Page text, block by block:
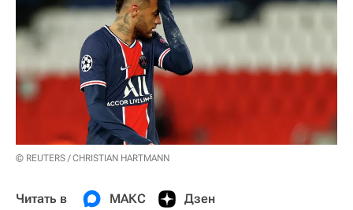
© REUTERS / CHRISTIAN HARTMANN
Читать в МАКС Дзен